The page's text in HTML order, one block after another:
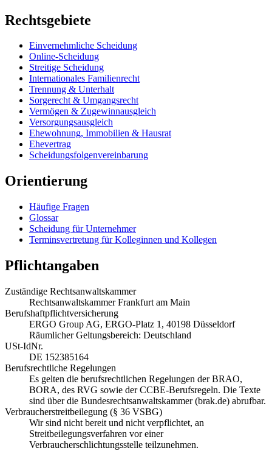
Rechtsgebiete
Einvernehmliche Scheidung
Online-Scheidung
Streitige Scheidung
Internationales Familienrecht
Trennung & Unterhalt
Sorgerecht & Umgangsrecht
Vermögen & Zugewinnausgleich
Versorgungsausgleich
Ehewohnung, Immobilien & Hausrat
Ehevertrag
Scheidungsfolgenvereinbarung
Orientierung
Häufige Fragen
Glossar
Scheidung für Unternehmer
Terminsvertretung für Kolleginnen und Kollegen
Pflichtangaben
Zuständige Rechtsanwaltskammer
Rechtsanwaltskammer Frankfurt am Main
Berufshaftpflichtversicherung
ERGO Group AG, ERGO-Platz 1, 40198 Düsseldorf
Räumlicher Geltungsbereich: Deutschland
USt-IdNr.
DE 152385164
Berufsrechtliche Regelungen
Es gelten die berufsrechtlichen Regelungen der BRAO,
BORA, des RVG sowie der CCBE-Berufsregeln. Die Texte
sind über die Bundesrechtsanwaltskammer (brak.de) abrufbar.
Verbraucherstreitbeilegung (§ 36 VSBG)
Wir sind nicht bereit und nicht verpflichtet, an
Streitbeilegungsverfahren vor einer
Verbraucherschlichtungsstelle teilzunehmen.